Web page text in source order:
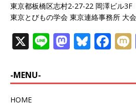
東京都板橋区志村2-27-22 岡澤ビル3F
東京とびもの学会 東京連絡事務所 大
X Li M
o
Bl
s
F
e
-MENU-
HOME